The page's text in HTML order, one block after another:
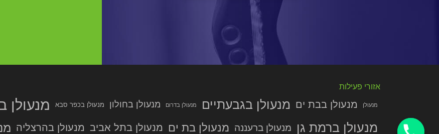
אזורי פעילות
מנעולן מנעולן בבת ים מנעולן בגבעתיים מנעולן בדרום מנעולן בחולון מנעולן בכפר סבא מנעולן
מנעולן ברמת גן מנעולן ברעננה מנעולן בת ים מנעולן בתל אביב מנעולן בהרצליה